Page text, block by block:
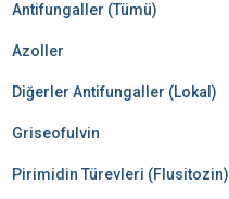
Antifungaller (Tümü)
Azoller
Diğerler Antifungaller (Lokal)
Griseofulvin
Pirimidin Türevleri (Flusitozin)